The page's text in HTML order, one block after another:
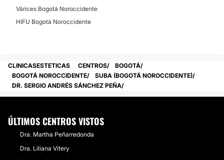
Várices Bogotá Noroccidente
HIFU Bogotá Noroccidente
CLINICASESTETICAS CENTROS
BOGOTÁ
BOGOTÁ NOROCCIDENTE
SUBA (BOGOTÁ NOROCCIDENTE)
DR. SERGIO ANDRÉS SÁNCHEZ PEÑA
ÚLTIMOS CENTROS VISTOS
Dra. Martha Peñarredonda
Dra. Liliana Vitery